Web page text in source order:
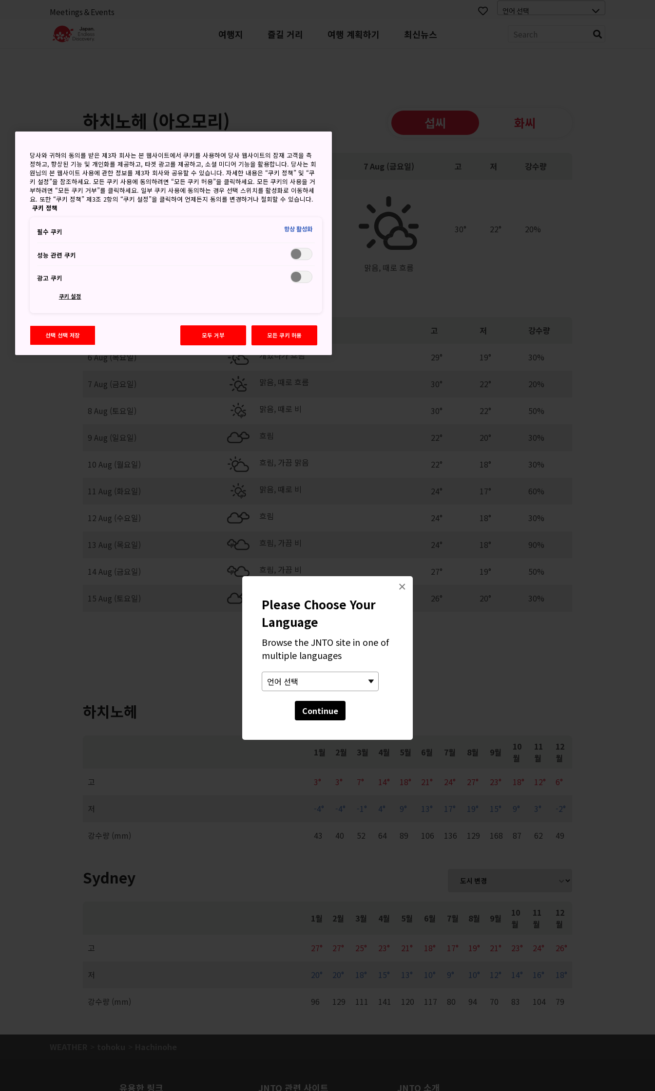
Please Choose Your
Language
Browse the JNTO site in one of
multiple languages
Continue
×
Meetings＆Events
여행지 즐길 거리 여행 계획하기 최신뉴스
하치노헤 (아오모리) 섭씨 화씨
6 Aug (목요일) 고 저 강수량 7 Aug (금요일) 고 저 강수량
30%
맑음, 때로 흐름
30° 22° 20%
고 저 강수량
6 Aug (목요일) 개었다가 흐림 29° 19° 30%
7 Aug (금요일) 맑음, 때로 흐름 30° 22° 20%
8 Aug (토요일) 맑음, 때로 비 30° 22° 50%
9 Aug (일요일) 흐림 22° 20° 30%
10 Aug (월요일) 흐림, 가끔 맑음 22° 18° 30%
11 Aug (화요일) 맑음, 때로 비 24° 17° 60%
12 Aug (수요일) 흐림 24° 18° 30%
13 Aug (목요일) 흐림, 가끔 비 24° 18° 90%
14 Aug (금요일) 흐림, 가끔 비 27° 19° 50%
15 Aug (토요일) 26° 20° 30%
월간 동향
하치노헤
1월 2월 3월 4월 5월 6월 7월 8월 9월
10
월
11
월
12
월
고 3° 3° 7° 14° 18° 21° 24° 27° 23° 18° 12° 6°
저 -4° -4° -1° 4° 9° 13° 17° 19° 15° 9° 3° -2°
강수량 (mm) 43 40 52 64 89 106 136 129 168 87 62 49
Sydney
1월 2월 3월 4월 5월 6월 7월 8월 9월
10
월
11
월
12
월
고 27° 27° 25° 23° 21° 18° 17° 19° 21° 23° 24° 26°
저 20° 20° 18° 15° 13° 10° 9° 10° 12° 14° 16° 18°
강수량 (mm) 96 129 111 141 120 117 80 94 70 83 104 79
유용한 링크 JNTO 관련 사이트 JNTO 소개
당사와 귀하의 동의를 받은 제3자 회사는 본 웹사이트에서 쿠키를 사용하여 당사 웹사이트의 잠재 고객을 측
정하고, 향상된 기능 및 개인화를 제공하고, 타겟 광고를 제공하고, 소셜 미디어 기능을 활용합니다. 당사는 회
원님의 본 웹사이트 사용에 관한 정보를 제3자 회사와 공유할 수 있습니다. 자세한 내용은 “쿠키 정책” 및 “쿠
키 설정”을 참조하세요. 모든 쿠키 사용에 동의하려면 “모든 쿠키 허용”을 클릭하세요. 모든 쿠키의 사용을 거
부하려면 “모든 쿠키 거부”를 클릭하세요. 일부 쿠키 사용에 동의하는 경우 선택 스위치를 활성화로 이동하세
요. 또한 “쿠키 정책” 제3조 2항의 “쿠키 설정”을 클릭하여 언제든지 동의를 변경하거나 철회할 수 있습니다.
쿠키 정책
필수 쿠키 항상 활성화
성능 관련 쿠키
광고 쿠키
쿠키 설정
선택 선택 저장 모두 거부 모든 쿠키 허용